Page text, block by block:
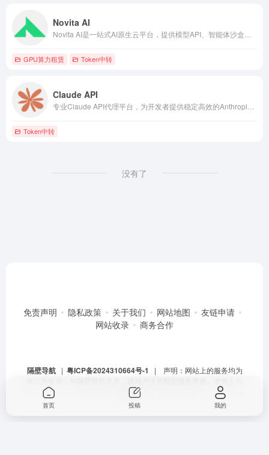
Novita AI
GPU算力租赁 Token中转
Claude API
Token中转
没有了
免责声明 隐私政策 关于我们 网站地图
友链申请
网站收录
商务合作
隔壁导航| 粤ICP备2024310664号-1
| 声明：网站上的服务均为
受骗。
首页 投稿 我的